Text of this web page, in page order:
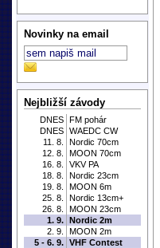
Novinky na email
Nejbližší závody
DNES FM pohár
DNES WAEDC CW
11. 8.
Nordic 70cm
12. 8.
MOON 70cm
16. 8.
VKV PA
18. 8.
Nordic 23cm
19. 8.
MOON 6m
25. 8.
Nordic 13cm+
26. 8.
MOON 23cm
1. 9. Nordic 2m
2. 9.
MOON 2m
5 - 6. 9. VHF Contest